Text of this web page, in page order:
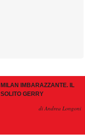
MILAN IMBARAZZANTE. IL
SOLITO GERRY
di Andrea Longoni